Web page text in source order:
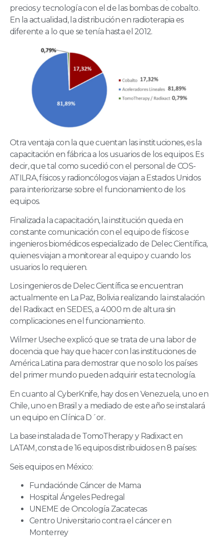
precios y tecnología con el de las bombas de cobalto.
En la actualidad, la distribución en radioterapia es
diferente a lo que se tenía hasta el 2012.
Otra ventaja con la que cuentan las instituciones, es la
capacitación en fábrica a los usuarios de los equipos. Es
decir, que tal como sucedió con el personal de COS-
ATILRA, físicos y radioncólogos viajan a Estados Unidos
para interiorizarse sobre el funcionamiento de los
equipos.
Finalizada la capacitación, la institución queda en
constante comunicación con el equipo de físicos e
ingenieros biomédicos especializado de Delec Científica,
quienes viajan a monitorear al equipo y cuando los
usuarios lo requieren.
Los ingenieros de Delec Científica se encuentran
actualmente en La Paz, Bolivia realizando la instalación
del Radixact en SEDES, a 4.000 m de altura sin
complicaciones en el funcionamiento.
Wilmer Useche explicó que se trata de una labor de
docencia que hay que hacer con las instituciones de
América Latina para demostrar que no solo los países
del primer mundo pueden adquirir esta tecnología.
En cuanto al CyberKnife, hay dos en Venezuela, uno en
Chile, uno en Brasil y a mediado de este año se instalará
un equipo en Clínica D´or.
La base instalada de TomoTherapy y Radixact en
LATAM, consta de 16 equipos distribuidos en 8 países:
Seis equipos en México:
Fundaciónde Cáncer de Mama
Hospital Ángeles Pedregal
UNEME de Oncología Zacatecas
Centro Universitario contra el cáncer en
Monterrey